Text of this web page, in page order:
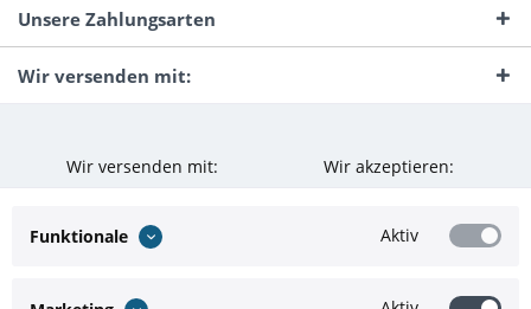
Unsere Zahlungsarten
Wir versenden mit:
Wir versenden mit: Wir akzeptieren:
Funktionale Aktiv